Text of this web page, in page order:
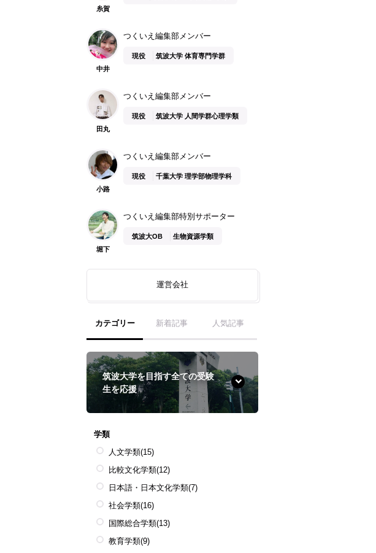
糸賀
中井
つくいえ編集部メンバー
現役 筑波大学 体育専門学群
田丸
つくいえ編集部メンバー
現役 筑波大学 人間学群心理学類
小路
つくいえ編集部メンバー
現役 千葉大学 理学部物理学科
堀下
つくいえ編集部特別サポーター
筑波大OB 生物資源学類
運営会社
カテゴリー 新着記事 人気記事
筑波大学を目指す全ての受験
生を応援
学類
人文学類(15)
比較文化学類(12)
日本語・日本文化学類(7)
社会学類(16)
国際総合学類(13)
教育学類(9)